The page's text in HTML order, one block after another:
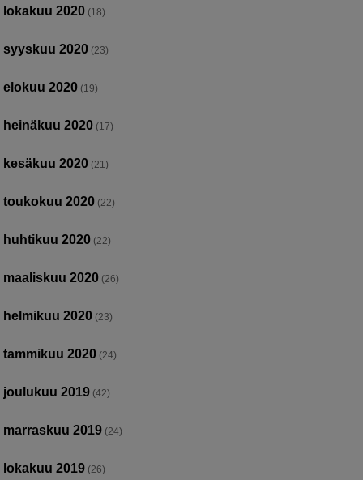
lokakuu 2020 (18)
syyskuu 2020 (23)
elokuu 2020 (19)
heinäkuu 2020 (17)
kesäkuu 2020 (21)
toukokuu 2020 (22)
huhtikuu 2020 (22)
maaliskuu 2020 (26)
helmikuu 2020 (23)
tammikuu 2020 (24)
joulukuu 2019 (42)
marraskuu 2019 (24)
lokakuu 2019 (26)